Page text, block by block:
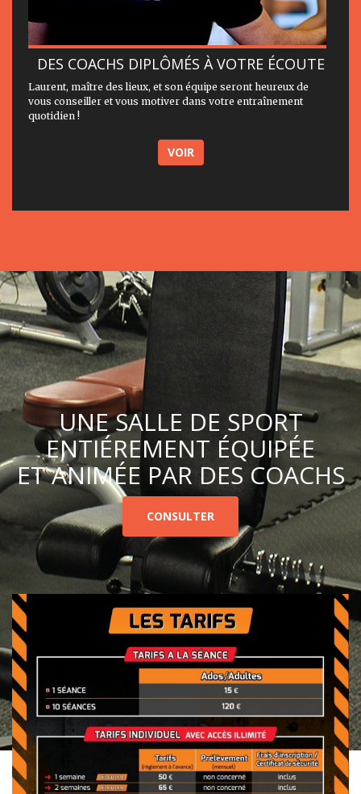
DES COACHS DIPLÔMÉS À VOTRE ÉCOUTE
Laurent, maître des lieux, et son équipe seront heureux de
vous conseiller et vous motiver dans votre entraînement
quotidien !
VOIR
UNE SALLE DE SPORT
ENTIÉREMENT ÉQUIPÉE
ET ANIMÉE PAR DES COACHS
CONSULTER